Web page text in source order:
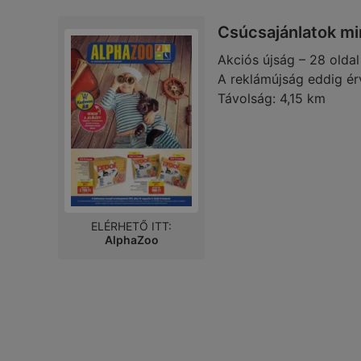
Csúcsajánlatok
Akciós újság – 28 oldal
A reklámújság eddig
Távolság: 4,15 km
ELÉRHETŐ ITT:
AlphaZoo